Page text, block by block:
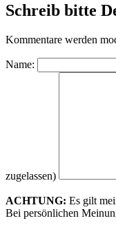
Schreib bitte
Kommentare werden
Name:
zugelassen)
ACHTUNG: Es gilt
Bei persönlichen